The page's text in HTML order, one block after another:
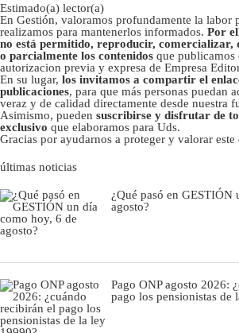
Estimado(a) lector(a)
En Gestión, valoramos profundamente la labor
realizamos para mantenerlos informados. Por
no está permitido, reproducir,
o parcialmente los contenidos que publicamos
autorizacion previa y expresa de Empresa
En su lugar, los invitamos a compartir el
publicaciones, para que más personas puedan
veraz y de calidad directamente desde nuestra
Asimismo, pueden suscribirse y disfrutar de
exclusivo que elaboramos para Uds.
Gracias por ayudarnos a proteger y valorar este
últimas noticias
¿Qué pasó en GESTIÓN
agosto?
Pago ONP agosto 2026:
pago los pensionistas de